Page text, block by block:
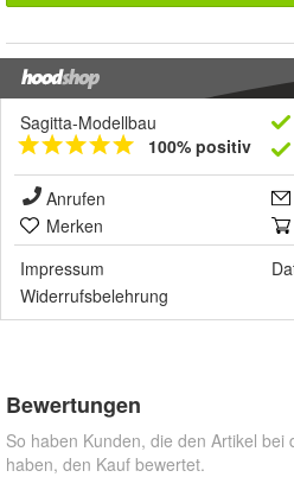
Sagitta-Modellbau
100% positiv
Anrufen
Merken
Impressum
Widerrufsbelehrung
Bewertungen
So haben Kunden, die den Artikel bei
haben, den Kauf bewertet.